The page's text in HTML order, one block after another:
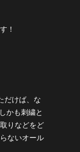
！
だけば、な
かも刺繍と
りなどをど
ないオール